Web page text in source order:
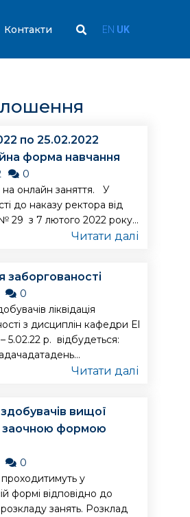
Контакти EN UK
по 25.02.2022
форма навчання
0
онлайн заняття. У
до наказу ректора від
29 з 7 лютого 2022 року...
Читати далі
заборгованості
0
ліквідація
з дисциплін кафедри ЕІ
5.02.22 р. відбудеться:
Читати далі
вищої
заочною формою
0
проходитимуть у
формі відповідно до
розкладу занять. Розклад